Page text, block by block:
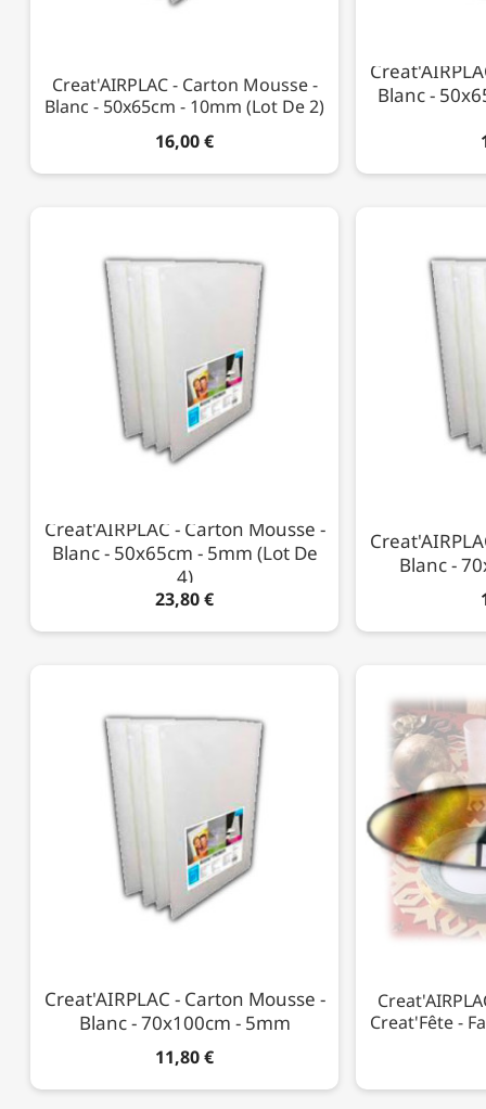
Creat'AIRPLAC - Carton Mousse -
Blanc - 50x65cm - 10mm (Lot De 2)
16,00 €
Blanc -
Creat'AIRPLAC - Carton Mousse -
Blanc - 50x65cm - 5mm (Lot De
4)
23,80 €
Blanc -
Creat'AIRPLAC - Carton Mousse -
Blanc - 70x100cm - 5mm
11,80 €
Creat'Fête -